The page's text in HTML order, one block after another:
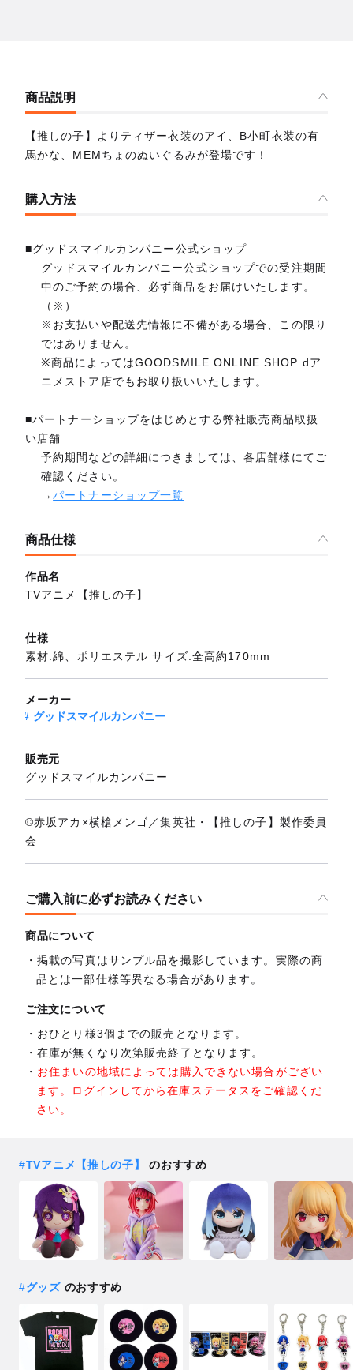
商品説明
【推しの子】よりティザー衣装のアイ、B小町衣装の有
馬かな、MEMちょのぬいぐるみが登場です！
購入方法
■グッドスマイルカンパニー公式ショップ
グッドスマイルカンパニー公式ショップでの受注期間
中のご予約の場合、必ず商品をお届けいたします。
（※）
※お支払いや配送先情報に不備がある場合、この限り
ではありません。
※商品によってはGOODSMILE ONLINE SHOP dア
ニメストア店でもお取り扱いいたします。
■パートナーショップをはじめとする弊社販売商品取扱
い店舗
予約期間などの詳細につきましては、各店舗様にてご
確認ください。
→パートナーショップ一覧
商品仕様
作品名
TVアニメ【推しの子】
仕様
素材:綿、ポリエステル サイズ:全高約170mm
メーカー
グッドスマイルカンパニー
販売元
グッドスマイルカンパニー
©赤坂アカ×横槍メンゴ／集英社・【推しの子】製作委員
会
ご購入前に必ずお読みください
商品について
掲載の写真はサンプル品を撮影しています。実際の商
品とは一部仕様等異なる場合があります。
ご注文について
おひとり様3個までの販売となります。
在庫が無くなり次第販売終了となります。
お住まいの地域によっては購入できない場合がござい
ます。ログインしてから在庫ステータスをご確認くだ
さい。
#TVアニメ【推しの子】 のおすすめ
#グッズのおすすめ